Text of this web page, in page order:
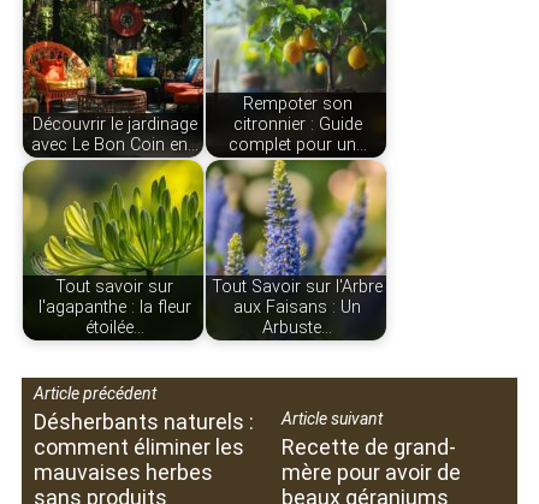
Découvrir le jardinage
avec Le Bon Coin en…
Rempoter son
citronnier : Guide
complet pour un…
Tout savoir sur
l'agapanthe : la fleur
étoilée…
Tout Savoir sur l'Arbre
aux Faisans : Un
Arbuste…
Article précédent
Désherbants naturels :
comment éliminer les
mauvaises herbes
sans produits
Article suivant
Recette de grand-
mère pour avoir de
beaux géraniums